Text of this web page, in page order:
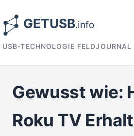
USB-TECHNOLOGIE FELDJOURNAL
Gewusst wie:
Roku TV